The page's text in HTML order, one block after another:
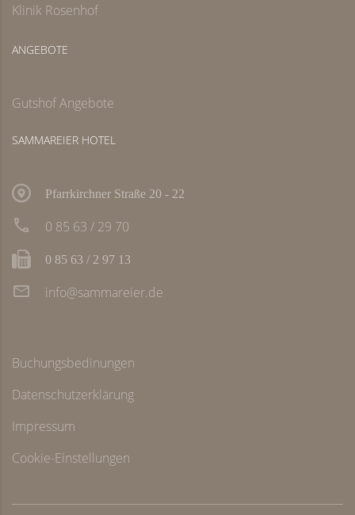
Klinik Rosenhof
ANGEBOTE
Gutshof Angebote
SAMMAREIER HOTEL
Pfarrkirchner Straße 20 - 22
0 85 63 / 29 70
0 85 63 / 2 97 13
info@sammareier.de
Buchungsbedinungen
Datenschutzerklärung
Impressum
Cookie-Einstellungen